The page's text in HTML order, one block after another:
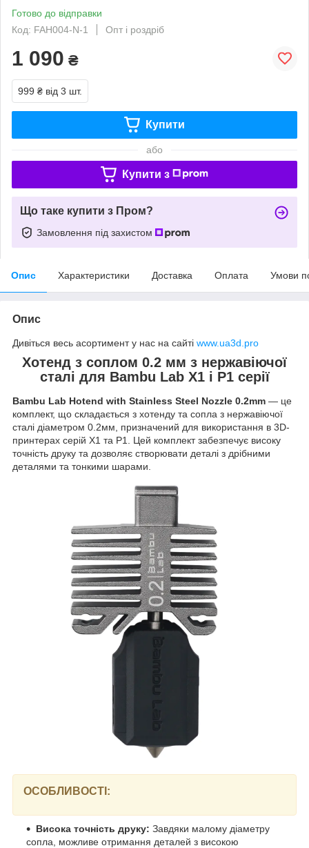
Готово до відправки
Код: FAH004-N-1
Опт і роздріб
1 090 ₴
999 ₴ від 3 шт.
Купити
або
Купити з
Що таке купити з Пром?
Замовлення під захистом
Опис Характеристики Доставка Оплата Умови
Опис
Дивіться весь асортимент у нас на сайті www.ua3d.pro
Хотенд з соплом 0.2 мм з нержавіючої
сталі для Bambu Lab X1 і P1 серії
Bambu Lab Hotend with Stainless Steel Nozzle 0.2mm — це
комплект, що складається з хотенду та сопла з нержавіючої
сталі діаметром 0.2мм, призначений для використання в 3D-
принтерах серій X1 та P1. Цей комплект забезпечує високу
точність друку та дозволяє створювати деталі з дрібними
деталями та тонкими шарами.
ОСОБЛИВОСТІ:
Висока точність друку: Завдяки малому діаметру
сопла, можливе отримання деталей з високою